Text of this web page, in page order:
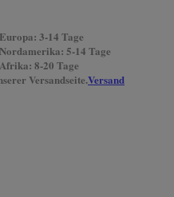
Europa: 3-14 Tage
Nordamerika: 5-14 Tage
Afrika: 8-20 Tage
Versandseite.Versand